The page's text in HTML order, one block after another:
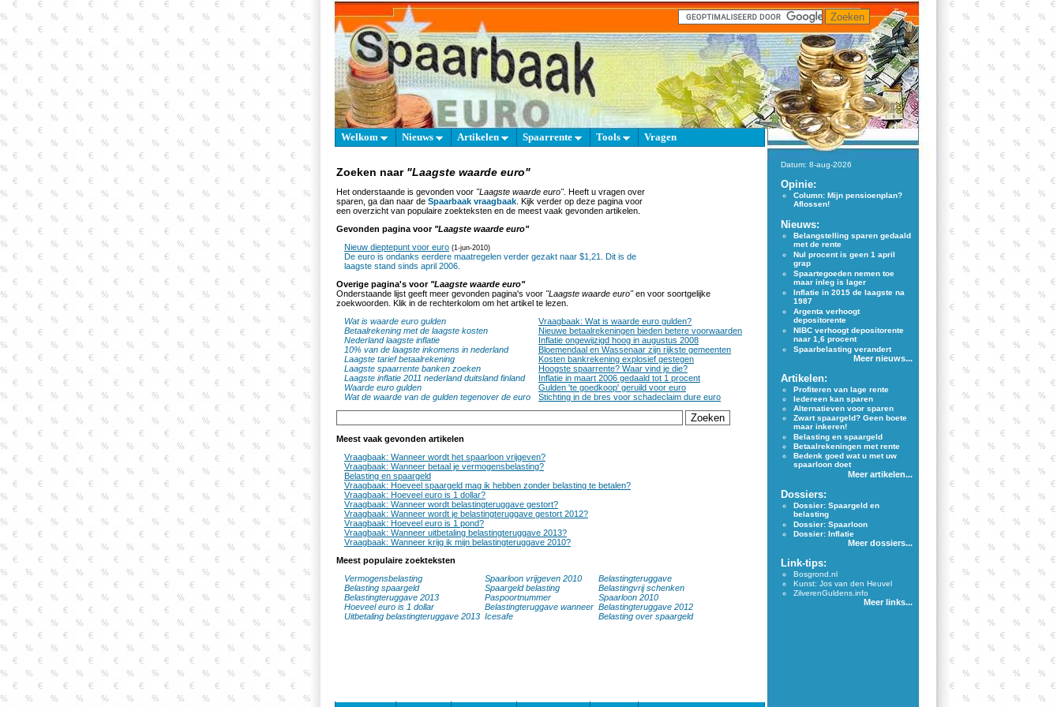
Welkom Nieuws Artikelen Spaarrente Tools Vragen
Zoeken naar "Laagste waarde euro"
Het onderstaande is gevonden voor "Laagste waarde euro". Heeft u vragen over
sparen, ga dan naar de Spaarbaak vraagbaak . Kijk verder op deze pagina voor
een overzicht van populaire zoekteksten en de meest vaak gevonden artikelen.
Gevonden pagina voor "Laagste waarde euro"
Nieuw dieptepunt voor euro (1-jun-2010)
De euro is ondanks eerdere maatregelen verder gezakt naar $1,21. Dit is de
laagste stand sinds april 2006.
Overige pagina's voor "Laagste waarde euro"
Onderstaande lijst geeft meer gevonden pagina's voor "Laagste waarde euro"en voor soortgelijke
zoekwoorden. Klik in de rechterkolom om het artikel te lezen.
Wat is waarde euro gulden
Vraagbaak: Wat is waarde euro gulden?
Betaalrekening met de laagste kosten
Nieuwe betaalrekeningen bieden betere voorwaarden
Nederland laagste inflatie
Inflatie ongewijzigd hoog in augustus 2008
10% van de laagste inkomens in nederland
Bloemendaal en Wassenaar zijn rijkste gemeenten
Laagste tarief betaalrekening
Kosten bankrekening explosief gestegen
Laagste spaarrente banken zoeken
Hoogste spaarrente? Waar vind je die?
Laagste inflatie 2011 nederland duitsland finland
Inflatie in maart 2006 gedaald tot 1 procent
Waarde euro gulden
Gulden 'te goedkoop' geruild voor euro
Wat de waarde van de gulden tegenover de euro
Stichting in de bres voor schadeclaim dure euro
Meest vaak gevonden artikelen
Vraagbaak: Wanneer wordt het spaarloon vrijgeven?
Vraagbaak: Wanneer betaal je vermogensbelasting?
Belasting en spaargeld
Vraagbaak: Hoeveel spaargeld mag ik hebben zonder belasting te betalen?
Vraagbaak: Hoeveel euro is 1 dollar?
Vraagbaak: Wanneer wordt belastingteruggave gestort?
Vraagbaak: Wanneer wordt je belastingteruggave gestort 2012?
Vraagbaak: Hoeveel euro is 1 pond?
Vraagbaak: Wanneer uitbetaling belastingteruggave 2013?
Vraagbaak: Wanneer krijg ik mijn belastingteruggave 2010?
Meest populaire zoekteksten
Vermogensbelasting
Spaarloon vrijgeven 2010
Belastingteruggave
Belasting spaargeld
Spaargeld belasting
Belastingvrij schenken
Belastingteruggave 2013
Paspoortnummer
Spaarloon 2010
Hoeveel euro is 1 dollar
Belastingteruggave wanneer Belastingteruggave 2012
Uitbetaling belastingteruggave 2013 Icesafe Belasting over spaargeld
Datum: 8-aug-2026
Opinie:
Column: Mijn pensioenplan?
Aflossen!
Nieuws:
Belangstelling sparen gedaald
met de rente
Nul procent is geen 1 april
grap
Spaartegoeden nemen toe
maar inleg is lager
Inflatie in 2015 de laagste na
1987
Argenta verhoogt
depositorente
NIBC verhoogt depositorente
naar 1,6 procent
Spaarbelasting verandert
Meer nieuws...
Artikelen:
Profiteren van lage rente
Iedereen kan sparen
Alternatieven voor sparen
Zwart spaargeld? Geen boete
maar inkeren!
Belasting en spaargeld
Betaalrekeningen met rente
Bedenk goed wat u met uw
spaarloon doet
Meer artikelen...
Dossiers:
Dossier: Spaargeld en
belasting
Dossier: Spaarloon
Dossier: Inflatie
Meer dossiers...
Link-tips:
Bosgrond.nl
Kunst: Jos van den Heuvel
ZilverenGuldens.info
Meer links...